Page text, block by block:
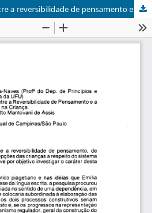
Estudo sobre a relação entre a reversibilidade de pensamento e a conceitualização da língua escrita na criança